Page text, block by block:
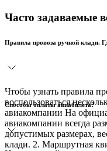
Часто задаваемые
Правила провоза ручной клади.
Чтобы узнать правила
воспользоваться
авиакомпании На
авиакомпании всегда
допустимых размерах,
клади. 2. Маршрутная
Способы оплаты авиабилета?